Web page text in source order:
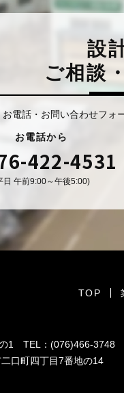
設
ご相談
お電話・お問い合わせフォ
お電話から
422-4531
日 午前9:00～午後5:00)
TOP
の1 TEL：(076)466-3748
口町四丁目7番地の14